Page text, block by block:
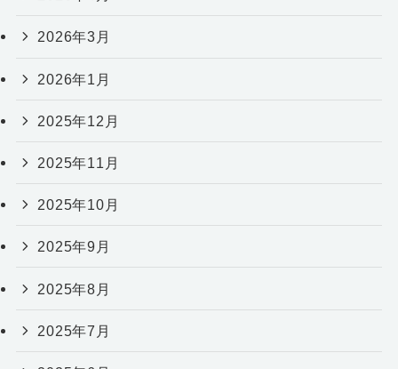
2026年3月
2026年1月
2025年12月
2025年11月
2025年10月
2025年9月
2025年8月
2025年7月